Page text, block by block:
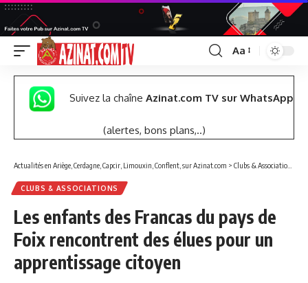
Font
Resizer
Aa
Suivez la chaîne Azinat.com TV sur WhatsApp
(alertes, bons plans,..)
Actualités en Ariège, Cerdagne, Capcir, Limouxin, Conflent, sur Azinat.com > Clubs & Associations
CLUBS & ASSOCIATIONS
Les enfants des Francas du pays de
Foix rencontrent des élues pour un
apprentissage citoyen